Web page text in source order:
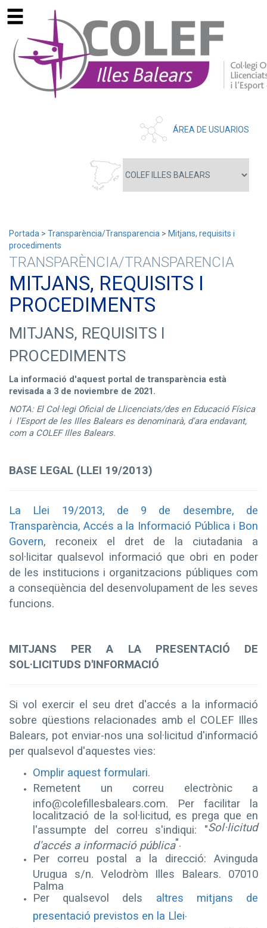
ÁREA DE USUARIOS
Portada > Transparència/Transparencia > Mitjans, requisits i
procediments
TRANSPARÈNCIA/TRANSPARENCIA
MITJANS, REQUISITS I
PROCEDIMENTS
MITJANS, REQUISITS I
PROCEDIMENTS
La informació d'aquest portal de transparència està
revisada a 3 de noviembre de 2021.
NOTA: El Col·legi Oficial de Llicenciats/des en Educació Física
i l'Esport de les Illes Balears es denominarà, d'ara endavant,
com a COLEF Illes Balears.
BASE LEGAL (LLEI 19/2013)
La Llei 19/2013, de 9 de desembre, de
Transparència, Accés a la Informació Pública i Bon
Govern, reconeix el dret de la ciutadania a
sol·licitar qualsevol informació que obri en poder
de les institucions i organitzacions públiques com
a conseqüència del desenvolupament de les seves
funcions.
MITJANS PER A LA PRESENTACIÓ DE
SOL·LICITUDS D'INFORMACIÓ
Si vol exercir el seu dret d'accés a la informació
sobre qüestions relacionades amb el COLEF Illes
Balears, pot enviar-nos una sol·licitud d'informació
per qualsevol d'aquestes vies:
Omplir aquest formulari.
Remetent un correu electrònic a
info@colefillesbalears.com. Per facilitar la
localització de la sol·licitud, es prega que en
l'assumpte del correu s'indiqui: "Sol·licitud
d'accés a informació pública".
Per correu postal a la direcció: Avinguda
Urugua s/n. Velodròm Illes Balears. 07010
Palma
Per qualsevol dels altres mitjans de
presentació previstos en la Llei.